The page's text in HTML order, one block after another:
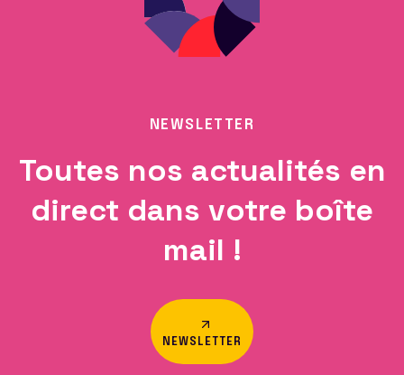
NEWSLETTER
Toutes nos actualités en
direct dans votre boîte
mail !
NEWSLETTER